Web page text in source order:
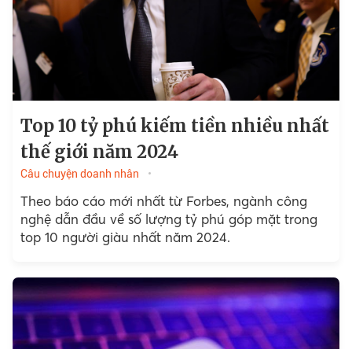
Top 10 tỷ phú kiếm tiền nhiều nhất
thế giới năm 2024
Câu chuyện doanh nhân
Theo báo cáo mới nhất từ Forbes, ngành công
nghệ dẫn đầu về số lượng tỷ phú góp mặt trong
top 10 người giàu nhất năm 2024.